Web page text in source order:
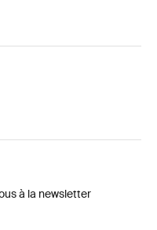
Thule Maple Tinted Taupe
né Thule Maple Ardoise
né Thule Maple Noir
nouveau-né Thule Maple
à la newsletter